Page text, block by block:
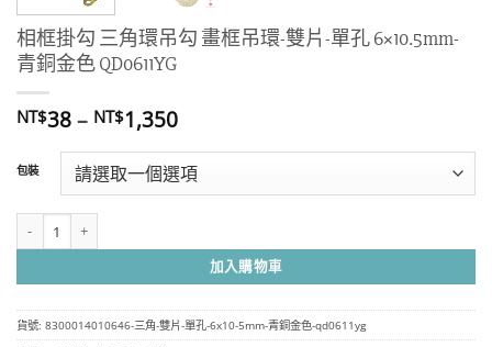
相框掛勾 三角環吊勾 畫框吊環-雙片-單孔 6×10.5mm-
青銅金色 QD0611YG
NT$38– NT$1,350價
範
圍：
NT$38
NT$1,350
包裝
加入購物車
貨號: 8300014010646-三角-雙片-單孔-6x10-5mm-青銅金色-qd0611yg